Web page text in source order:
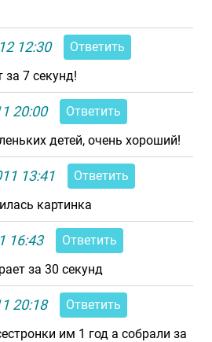
12:30
Ответить
за 7 секунд!
20:00
Ответить
детей, очень хороший!
13:41
Ответить
картинка
16:43
Ответить
за 30 секунд
20:18
Ответить
им 1 год а собрали за